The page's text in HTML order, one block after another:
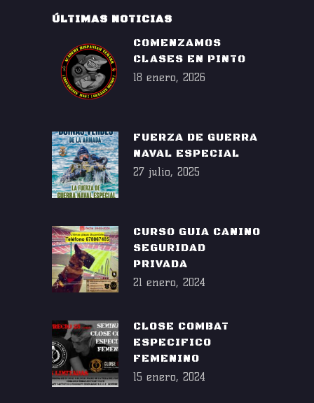
ÚLTIMAS NOTICIAS
COMENZAMOS
CLASES EN PINTO
18 enero, 2026
FUERZA DE GUERRA
NAVAL ESPECIAL
27 julio, 2025
CURSO GUIA CANINO
SEGURIDAD
PRIVADA
21 enero, 2024
CLOSE COMBAT
ESPECIFICO
FEMENINO
15 enero, 2024